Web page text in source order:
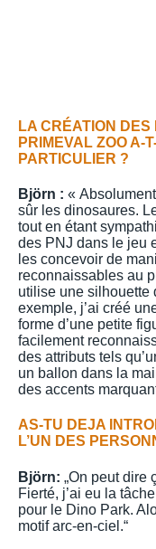
LA CRÉATION
PRIMEVAL ZOO A-
PARTICULIER ?
Björn : «
sûr les dinosaures.
tout en étant
des PNJ dans le jeu
les concevoir de
reconnaissables au
utilise une silhouette
exemple, j’ai créé
forme d’une petite
facilement
des attributs tels
un ballon dans la
des accents
AS-TU DEJA
L’UN DES
Björn: „On peut dire
Fierté, j’ai eu la
pour le Dino Park.
motif arc-en-ciel.“